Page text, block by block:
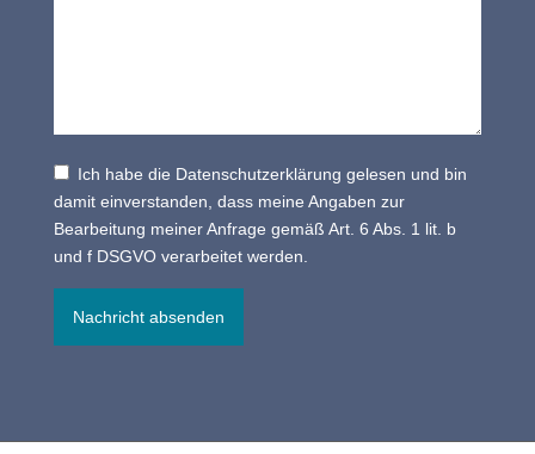
Ich habe die Datenschutzerklärung gelesen und bin
damit einverstanden, dass meine Angaben zur
Bearbeitung meiner Anfrage gemäß Art. 6 Abs. 1 lit. b
und f DSGVO verarbeitet werden.